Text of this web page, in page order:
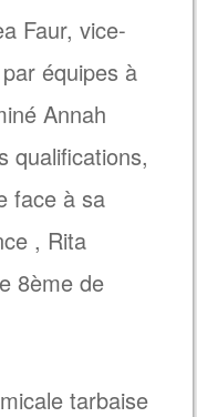
Faur, vice-
équipes à
Annah
qualifications,
face à sa
, Rita
8ème de
tarbaise